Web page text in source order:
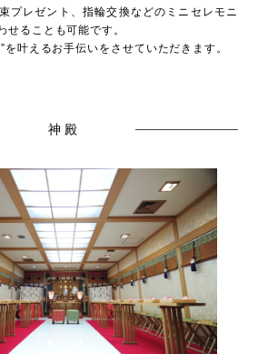
プレゼント、指輪交換などのミニセレモニ
せることも可能です。
を叶えるお手伝いをさせていただきます。
神殿